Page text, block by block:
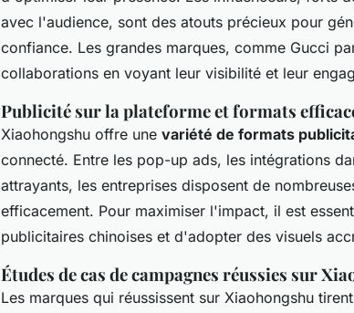
avec l'audience, sont des atouts précieux pour
confiance. Les grandes marques, comme Gucci
collaborations en voyant leur visibilité et leur
Publicité sur la plateforme et formats
Xiaohongshu offre une variété de formats
connecté. Entre les pop-up ads, les intégrations
attrayants, les entreprises disposent de
efficacement. Pour maximiser l'impact, il est
publicitaires chinoises et d'adopter des visuels
Études de cas de campagnes réussies sur
Les marques qui réussissent sur Xiaohongshu